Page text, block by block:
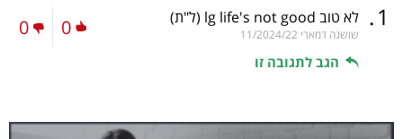
1
. לא טוב lg life's not good (ל"ת)
שושנה דמארי 11/2024/22
הגב לתגובה זו
0
0